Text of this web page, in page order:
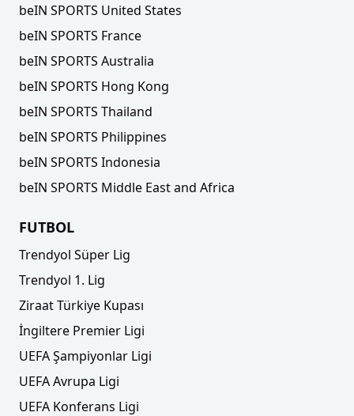
beIN SPORTS United States
beIN SPORTS France
beIN SPORTS Australia
beIN SPORTS Hong Kong
beIN SPORTS Thailand
beIN SPORTS Philippines
beIN SPORTS Indonesia
beIN SPORTS Middle East and Africa
FUTBOL
Trendyol Süper Lig
Trendyol 1. Lig
Ziraat Türkiye Kupası
İngiltere Premier Ligi
UEFA Şampiyonlar Ligi
UEFA Avrupa Ligi
UEFA Konferans Ligi